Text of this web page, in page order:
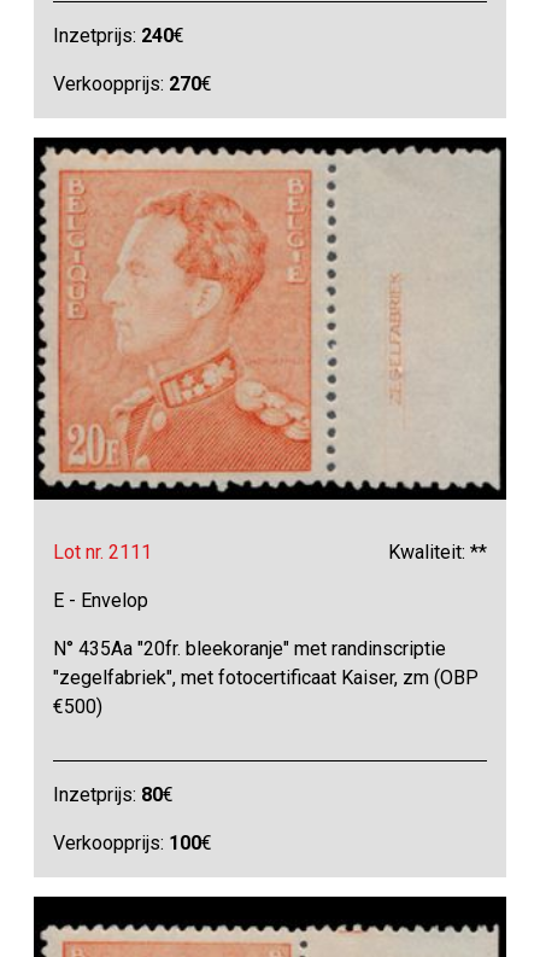
Inzetprijs: 240€
Verkoopprijs: 270€
Lot nr. 2111 Kwaliteit: **
E - Envelop
N° 435Aa "20fr. bleekoranje" met randinscriptie
"zegelfabriek", met fotocertificaat Kaiser, zm (OBP
€500)
Inzetprijs: 80€
Verkoopprijs: 100€